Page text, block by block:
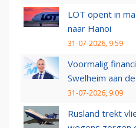
LOT opent in
naar Hanoi
31-07-2026, 9:59
Voormalig
Swelheim aan
31-07-2026, 9:09
Rusland trekt